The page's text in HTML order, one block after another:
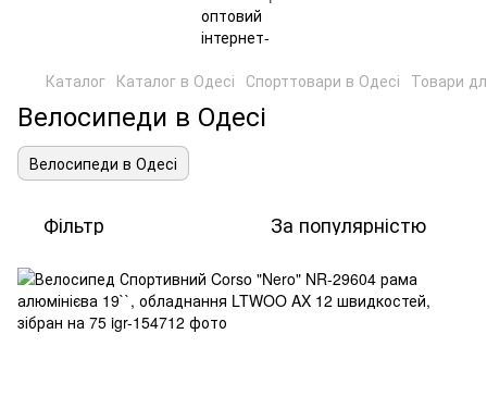
Каталог Каталог в Одесі Спорттовари в Одесі Товари
Велосипеди в Одесі
Велосипеди в Одесі
Фільтр За популярністю